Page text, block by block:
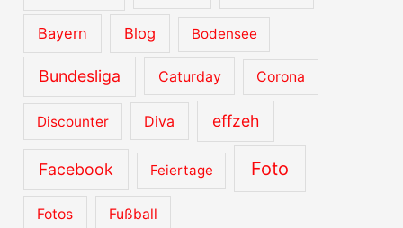
e
Bayern Blog Bodensee
Bundesliga Caturday Corona
Discounter Diva effzeh
Facebook Feiertage Foto
Fotos Fußball